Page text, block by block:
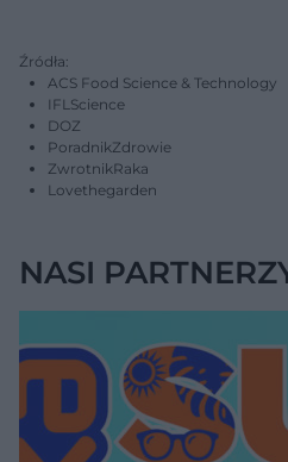
Źródła:
ACS Food Science & Technology
IFLScience
DOZ
PoradnikZdrowie
ZwrotnikRaka
Lovethegarden
NASI